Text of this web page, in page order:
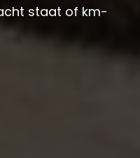
staat of km-